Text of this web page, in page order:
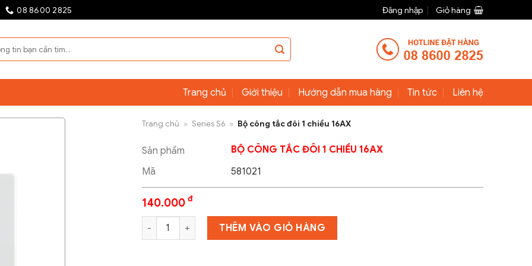
08 8600 2825 Đăng nhập Giỏ hàng
Trang chủ Giới thiệu Hướng dẫn mua hàng Tin tức Liên hệ
Trang chủ » Series S6 » Bộ công tắc đôi 1 chiều 16AX
Sản phẩm
BỘ CÔNG TẮC ĐÔI 1 CHIỀU 16AX
Mã
581021
140.000 đ
Bộ công tắc đôi 1 chiều 16AX số lượng
THÊM VÀO GIỎ HÀNG